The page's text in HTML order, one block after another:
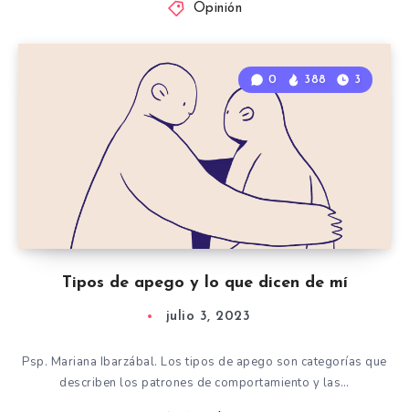
Opinión
Tipos de apego y lo que dicen de mí
0 388 3
julio 3, 2023
Psp. Mariana Ibarzábal. Los tipos de apego son categorías que
describen los patrones de comportamiento y las…